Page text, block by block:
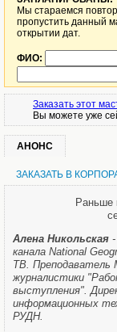
Мы стараемся
пропустить данный
открытии дат.
ФИО:
Заказать этот
Вы можете уже
АНОНС
ЗАКАЗАТЬ В
Раньше
Алена Никольская
канала National
ТВ.
журналистики
выступления".
информационных
РУДН.